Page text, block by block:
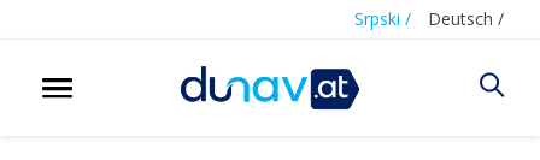
Srpski / Deutsch /